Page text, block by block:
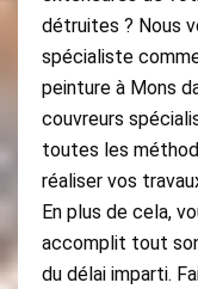
détruites ? Nous
spécialiste
peinture à Mons
couvreurs
toutes les
réaliser vos
En plus de cela,
accomplit tout
du délai imparti.